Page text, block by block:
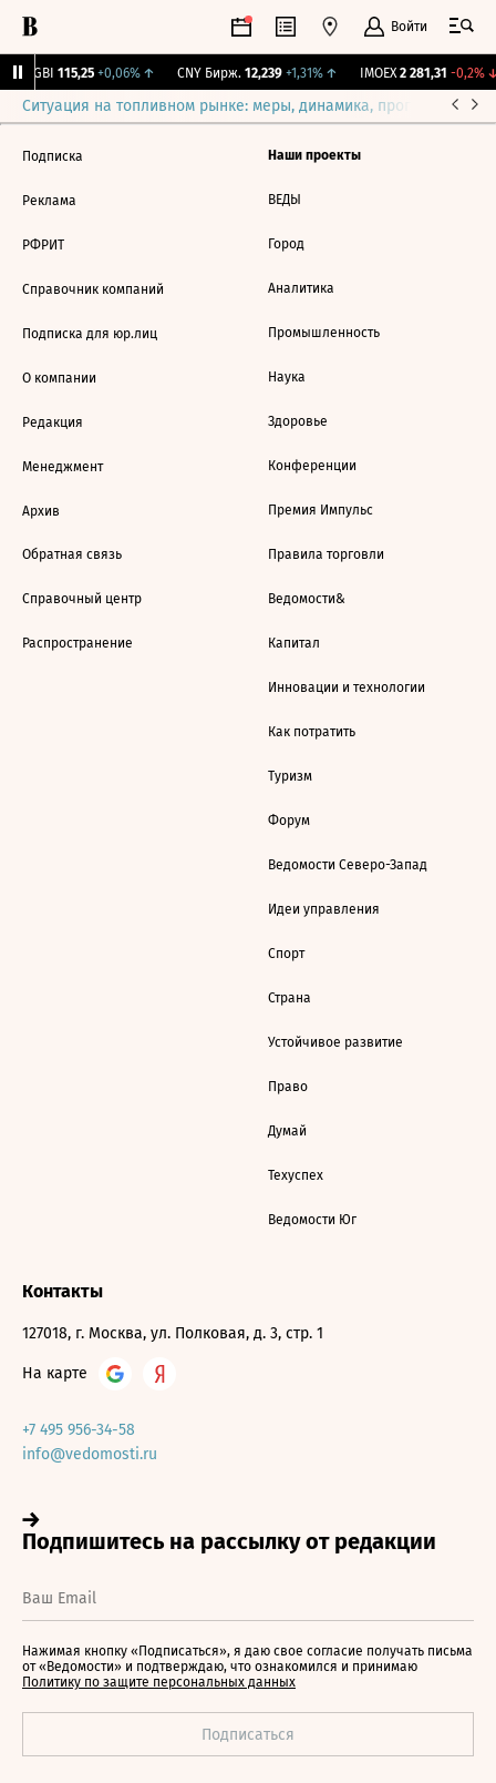
Войти
RGBI 115,25 +0,06%↑ CNY Бирж. 12,239 +1,31%↑ IMOEX 2 281,31 -0,2%↓
Ситуация на топливном рынке: меры, динамика, прогнозы
Подписка
Реклама
РФРИТ
Справочник компаний
Подписка для юр.лиц
О компании
Редакция
Менеджмент
Архив
Обратная связь
Справочный центр
Распространение
Наши проекты
ВЕДЫ
Город
Аналитика
Промышленность
Наука
Здоровье
Конференции
Премия Импульс
Правила торговли
Ведомости&
Капитал
Инновации и технологии
Как потратить
Туризм
Форум
Ведомости Северо-Запад
Идеи управления
Спорт
Страна
Устойчивое развитие
Право
Думай
Техуспех
Ведомости Юг
Контакты
127018, г. Москва, ул. Полковая, д. 3, стр. 1
На карте
+7 495 956-34-58
info@vedomosti.ru
Нажимая кнопку «Подписаться», я даю свое согласие получать письма
от «Ведомости» и подтверждаю, что ознакомился и принимаю
Политику по защите персональных данных